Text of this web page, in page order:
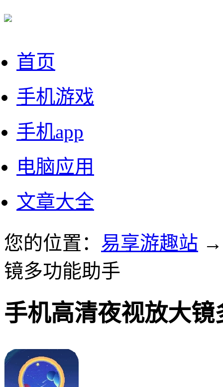
首页
手机游戏
手机app
电脑应用
文章大全
您的位置： 易享游趣站
镜多功能助手
手机高清夜视放大镜